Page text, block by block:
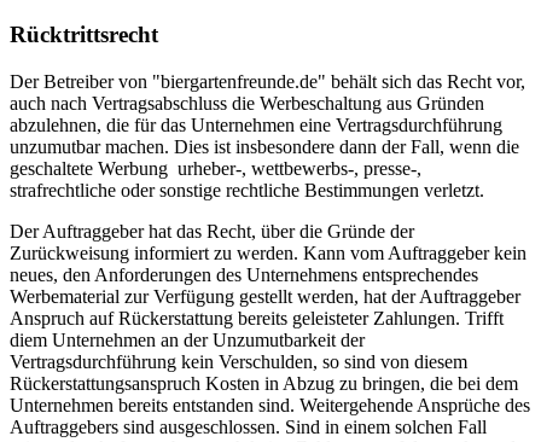
Rücktrittsrecht
Der Betreiber von "biergartenfreunde.de" behält sich das Recht vor,
auch nach Vertragsabschluss die Werbeschaltung aus Gründen
abzulehnen, die für das Unternehmen eine Vertragsdurchführung
unzumutbar machen. Dies ist insbesondere dann der Fall, wenn die
geschaltete Werbung urheber-, wettbewerbs-, presse-,
strafrechtliche oder sonstige rechtliche Bestimmungen verletzt.
Der Auftraggeber hat das Recht, über die Gründe der
Zurückweisung informiert zu werden. Kann vom Auftraggeber kein
neues, den Anforderungen des Unternehmens entsprechendes
Werbematerial zur Verfügung gestellt werden, hat der Auftraggeber
Anspruch auf Rückerstattung bereits geleisteter Zahlungen. Trifft
diem Unternehmen an der Unzumutbarkeit der
Vertragsdurchführung kein Verschulden, so sind von diesem
Rückerstattungsanspruch Kosten in Abzug zu bringen, die bei dem
Unternehmen bereits entstanden sind. Weitergehende Ansprüche des
Auftraggebers sind ausgeschlossen. Sind in einem solchen Fall